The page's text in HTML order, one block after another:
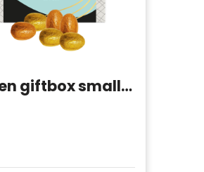
Pasen giftbox small, brievenbusgeschikt